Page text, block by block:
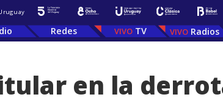
Redes TV Radios
en la